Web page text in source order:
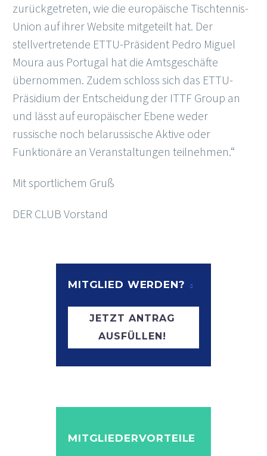
zurückgetreten, wie die europäische Tischtennis-
Union auf ihrer Website mitgeteilt hat. Der
stellvertretende ETTU-Präsident Pedro Miguel
Moura aus Portugal hat die Amtsgeschäfte
übernommen. Zudem schloss sich das ETTU-
Präsidium der Entscheidung der ITTF Group an
und lässt auf europäischer Ebene weder
russische noch belarussische Aktive oder
Funktionäre an Veranstaltungen teilnehmen.“
Mit sportlichem Gruß
DER CLUB Vorstand
MITGLIED WERDEN?
JETZT ANTRAG
AUSFÜLLEN!
MITGLIEDERVORTEILE